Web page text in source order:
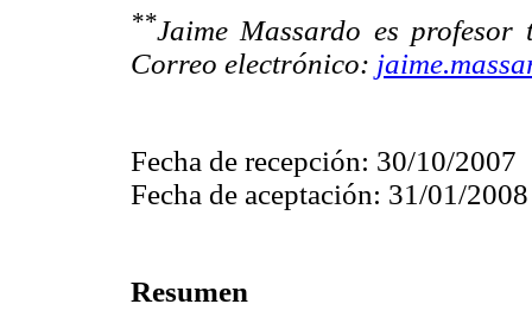
**Jaime Massardo es
Correo electrónico:
Fecha de recepción: 30/10/2007
Fecha de aceptación: 31/01/2008
Resumen